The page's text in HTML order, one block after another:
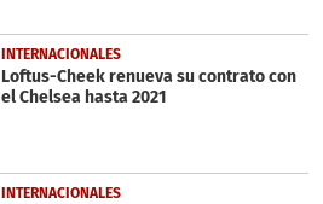
INTERNACIONALES
Loftus-Cheek renueva su contrato con
el Chelsea hasta 2021
INTERNACIONALES